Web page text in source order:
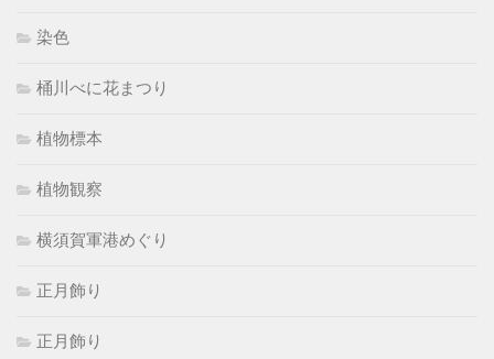
染色
桶川べに花まつり
植物標本
植物観察
横須賀軍港めぐり
正月飾り
正月飾り